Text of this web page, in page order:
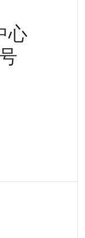
心